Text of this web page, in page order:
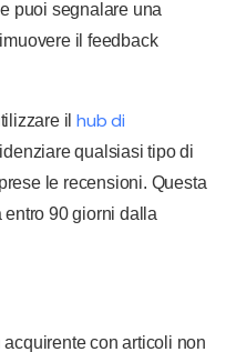
puoi segnalare una
il feedback
il hub di
qualsiasi tipo di
le recensioni. Questa
90 giorni dalla
con articoli non